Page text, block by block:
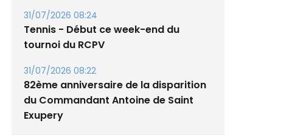
31/07/2026 08:24
Tennis - Début ce week-end du
tournoi du RCPV
31/07/2026 08:22
82ème anniversaire de la disparition
du Commandant Antoine de Saint
Exupery